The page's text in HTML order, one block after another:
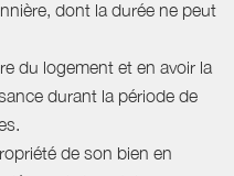
dont la durée ne peut
du logement et en avoir la
durant la période de
de son bien en